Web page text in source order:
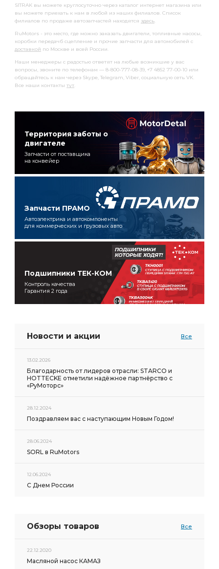
SITRAK вы можете круглосуточно через каталог интернет магазина или
вы можете приехать к нам в любой из наших филиалов. Список
филиалов по продаже автозапчастей находятся здесь.
RuMotors - это место, где можно заказать двигатели, топливные насосы,
коробки передачб сцепление и прочие запчасти для автомобилей с
доставкой по Москве и всей России.
Наши менеджеры с радостью ответят на любые возникшие у вас
вопросы, звоните по телефонам — 8-800-777-08-39, +7 4852 77-00-10 или
обращайтесь к нам через Skype, Telegram, Viber, социальную сеть VK.
Все наши контакты тут.
Территория заботы о
двигателе
Запчасти от поставщика
на конвейер
Запчасти ПРАМО
Автоэлектрика и автокомпоненты
для коммерческих и грузовых авто
Подшипники ТЕК-КОМ
Контроль качества
Гарантия 2 года
Новости и акции Все
13.02.2026
Благодарность от лидеров отрасли: STARCO и
HOTTECKE отметили надёжное партнёрство с
«РуМоторс»
28.12.2024
Поздравляем вас с наступающим Новым Годом!
28.06.2024
SORL в RuMotors
12.06.2024
С Днем России
Обзоры товаров Все
22.12.2020
Масляной насос КАМАЗ